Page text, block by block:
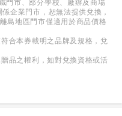
門市、部分學校、廠辦及商場
企業門市，恕無法提供兌換，
島地區門市僅適用於商品價格
合本券載明之品牌及規格，兌
品之權利，如對兌換資格或活